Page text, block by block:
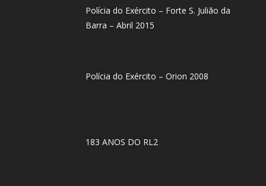
Polícia do Exército – Forte S. Julião da
Barra – Abril 2015
Polícia do Exército – Orion 2008
183 ANOS DO RL2